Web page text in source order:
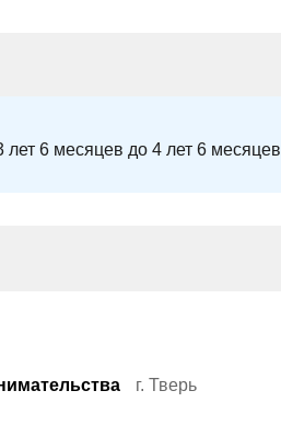
лет 6 месяцев до 4 лет 6 месяцев
г. Тверь